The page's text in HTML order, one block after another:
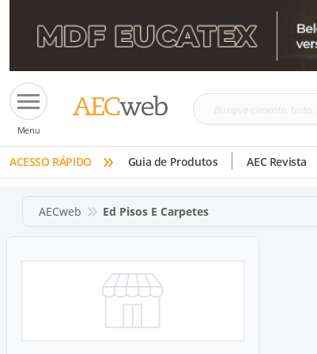
Menu
Busque
tinta,
etc
ACESSO RÁPIDO » Guia de Produtos AEC Revista
AECweb Ed Pisos E Carpetes